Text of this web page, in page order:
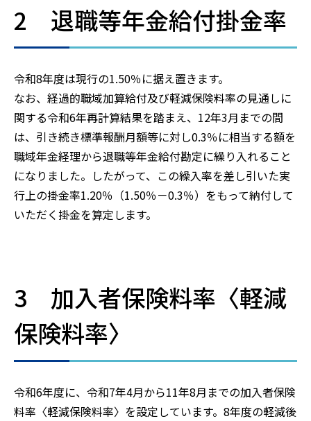
2 退職等年金給付掛金率
令和8年度は現行の1.50％に据え置きます。
なお、経過的職域加算給付及び軽減保険料率の見通しに
関する令和6年再計算結果を踏まえ、12年3月までの間
は、引き続き標準報酬月額等に対し0.3％に相当する額を
職域年金経理から退職等年金給付勘定に繰り入れること
になりました。したがって、この繰入率を差し引いた実
行上の掛金率1.20％（1.50％－0.3％）をもって納付して
いただく掛金を算定します。
3 加入者保険料率〈軽減
保険料率〉
令和6年度に、令和7年4月から11年8月までの加入者保険
料率〈軽減保険料率〉を設定しています。8年度の軽減後